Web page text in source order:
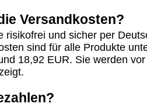
Versandkosten?
risikofrei und sicher per
sind für alle Produkte
18,92 EUR. Sie werden